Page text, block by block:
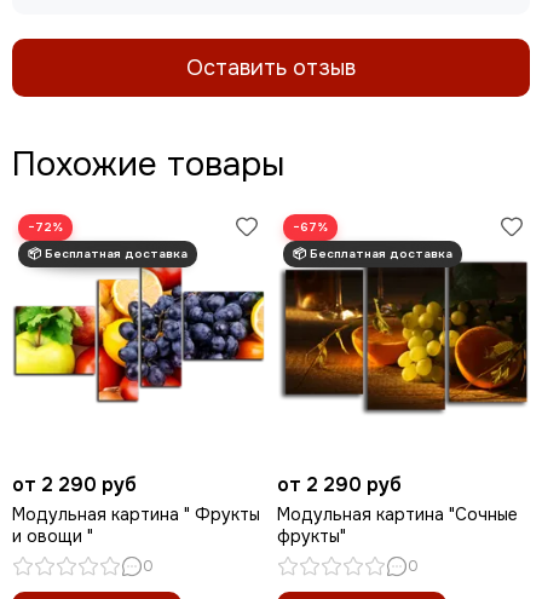
Оставить отзыв
Похожие товары
−72%
от 2 290 руб
Модульная картина " Фрукты
и овощи "
0
−67%
от 2 290 руб
Модульная картина "Сочные
фрукты"
0